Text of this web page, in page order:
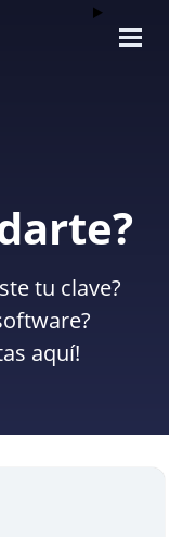
tu clave?
aquí!